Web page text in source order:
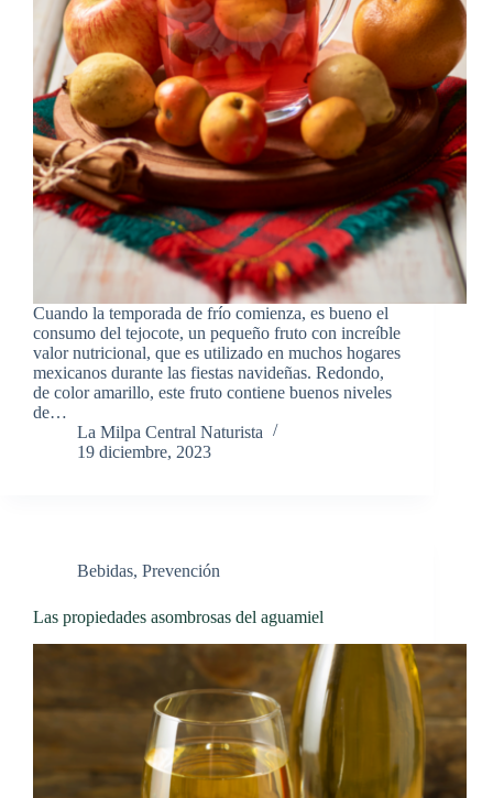
Cuando la temporada de frío comienza, es bueno el
consumo del tejocote, un pequeño fruto con increíble
valor nutricional, que es utilizado en muchos hogares
mexicanos durante las fiestas navideñas. Redondo,
de color amarillo, este fruto contiene buenos niveles
de…
La Milpa Central Naturista
19 diciembre, 2023
Bebidas, Prevención
Las propiedades asombrosas del aguamiel